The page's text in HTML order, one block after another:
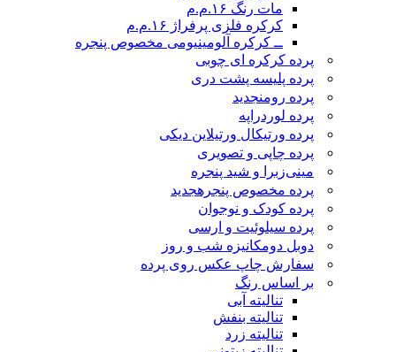
مات رنگ ۱۶.م.م
کرکره فلزی پرفراژ ۱۶.م.م
ــ کرکره آلومینیومی مخصوص پنجره
پرده کرکره ای چوبی
پرده پلیسه پشت دری
پرده رومنجدید
پرده لوردراپه
پرده ورتیکال ورتیلاین دیکی
پرده چاپی و تصویری
مینی‌زبرا و شید پنجره
پرده مخصوص پنجرهجدید
پرده کودک و نوجوان
پرده سیلوئیت و ارسی
دوبل دومکانیزه شب و روز
سفارش چاپ عکس روی پرده
بر اساس رنگ
تنالیته آبی
تنالیته بنفش
تنالیته زرد